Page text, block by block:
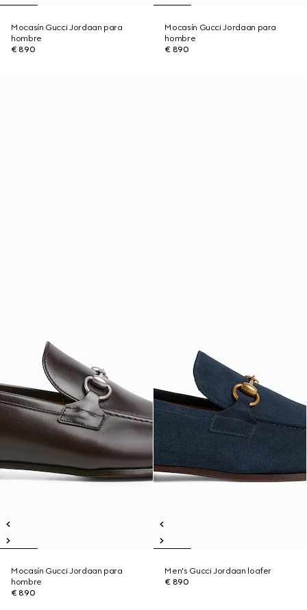
Mocasín Gucci Jordaan para
hombre
€ 890
Mocasín Gucci Jordaan para
hombre
€ 890
Mocasín Gucci Jordaan para
hombre
€ 890
Men's Gucci Jordaan loafer
€ 890